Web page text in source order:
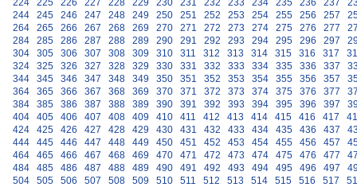
224
225 226 227 228 229 230 231 232 233 234 235 236 237
244
245 246 247 248 249 250 251 252 253 254 255 256 257
264
265 266 267 268 269 270 271 272 273 274 275 276 277
284
285 286 287 288 289 290 291 292 293 294 295 296 297
304
305 306 307 308 309 310 311 312 313 314 315 316 317
324
325 326 327 328 329 330 331 332 333 334 335 336 337
344
345 346 347 348 349 350 351 352 353 354 355 356 357
364
365 366 367 368 369 370 371 372 373 374 375 376 377
384
385 386 387 388 389 390 391 392 393 394 395 396 397
404
405 406 407 408 409 410 411 412 413 414 415 416 417
424
425 426 427 428 429 430 431 432 433 434 435 436 437
444
445 446 447 448 449 450 451 452 453 454 455 456 457
464
465 466 467 468 469 470 471 472 473 474 475 476 477
484
485 486 487 488 489 490 491 492 493 494 495 496 497
504
505 506 507 508 509 510 511 512 513 514 515 516 517